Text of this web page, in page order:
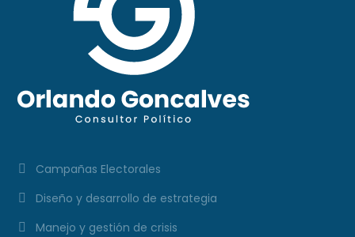
Campañas Electorales
Diseño y desarrollo de estrategia
Manejo y gestión de crisis